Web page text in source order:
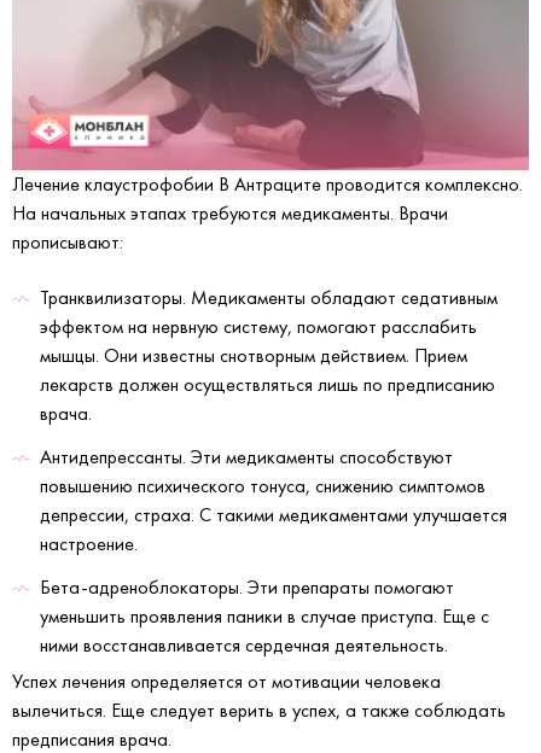
Лечение клаустрофобии В Антраците проводится комплексно.
На начальных этапах требуются медикаменты. Врачи
прописывают:
Транквилизаторы. Медикаменты обладают седативным
эффектом на нервную систему, помогают расслабить
мышцы. Они известны снотворным действием. Прием
лекарств должен осуществляться лишь по предписанию
врача.
Антидепрессанты. Эти медикаменты способствуют
повышению психического тонуса, снижению симптомов
депрессии, страха. С такими медикаментами улучшается
настроение.
Бета-адреноблокаторы. Эти препараты помогают
уменьшить проявления паники в случае приступа. Еще с
ними восстанавливается сердечная деятельность.
Успех лечения определяется от мотивации человека
вылечиться. Еще следует верить в успех, а также соблюдать
предписания врача.